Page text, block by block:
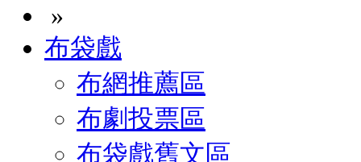
»
布袋戲
布網推薦區
布劇投票區
布袋戲舊文區